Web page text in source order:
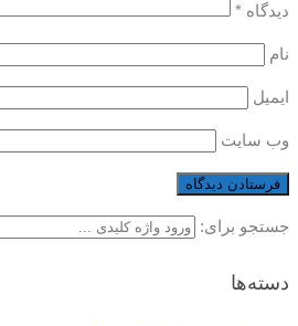
دیدگاه *
نام
ایمیل
وب‌ سایت
جستجو برای:
دسته‌ها